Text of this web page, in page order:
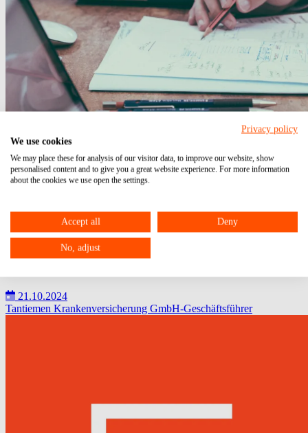
Zufluss von Tantiemen beim GmbH-Gesellschafter-
21.10.2024
Tantiemen Krankenversicherung GmbH-Geschäftsführer
Privacy policy
We use cookies
We may place these for analysis of our visitor data, to improve our website, show
personalised content and to give you a great website experience. For more information
about the cookies we use open the settings.
Accept all Deny
No, adjust